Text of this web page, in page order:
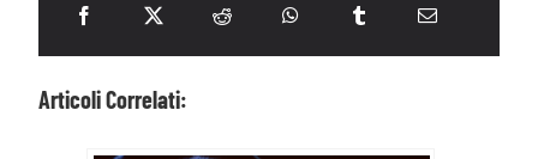
Articoli Correlati: